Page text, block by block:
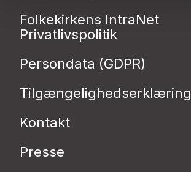
Folkekirkens IntraNet
Privatlivspolitik
Persondata (GDPR)
Tilgængelighedserklæring
Kontakt
Presse